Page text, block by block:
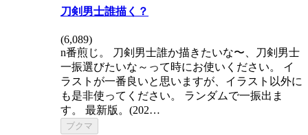
刀剣男士誰描く？
(6,089)
n番煎じ。 刀剣男士誰か描きたいな〜、刀剣男士
一振選びたいな～って時にお使いください。 イ
ラストが一番良いと思いますが、イラスト以外に
も是非使ってください。 ランダムで一振出ま
す。 最新版。(202…
ブクマ